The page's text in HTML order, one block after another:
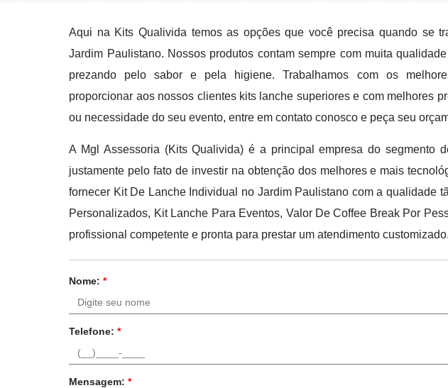
Aqui na Kits Qualivida temos as opções que você precisa quando se
Jardim Paulistano. Nossos produtos contam sempre com muita
prezando pelo sabor e pela higiene. Trabalhamos com os
proporcionar aos nossos clientes kits lanche superiores e com melhores
ou necessidade do seu evento, entre em contato conosco e peça seu
A Mgl Assessoria (Kits Qualivida) é a principal empresa do segmento
justamente pelo fato de investir na obtenção dos melhores e mais
fornecer Kit De Lanche Individual no Jardim Paulistano com a qualidade
Personalizados, Kit Lanche Para Eventos, Valor De Coffee Break Por
profissional competente e pronta para prestar um atendimento
Nome:*
Telefone:*
Mensagem:*